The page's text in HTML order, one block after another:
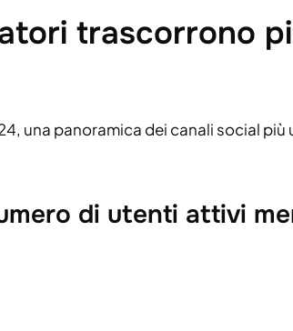
trascorrono
una panoramica dei canali social più
di utenti attivi